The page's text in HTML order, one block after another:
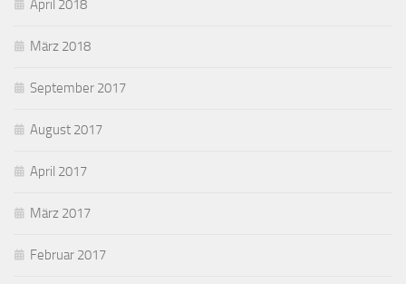
April 2018
März 2018
September 2017
August 2017
April 2017
März 2017
Februar 2017